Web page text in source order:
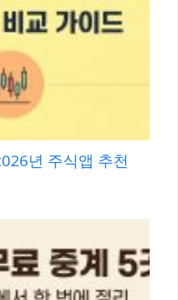
년 주식앱 추천